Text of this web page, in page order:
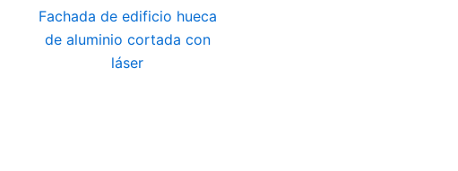
Fachada de edificio hueca
de aluminio cortada con
láser